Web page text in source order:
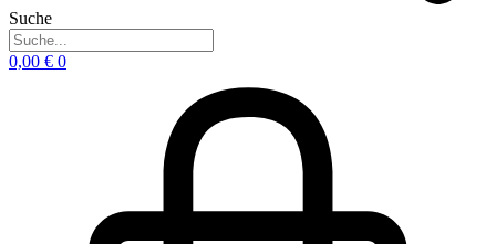
Suche
0,00 € 0